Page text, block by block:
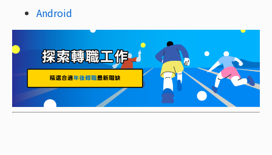
Android